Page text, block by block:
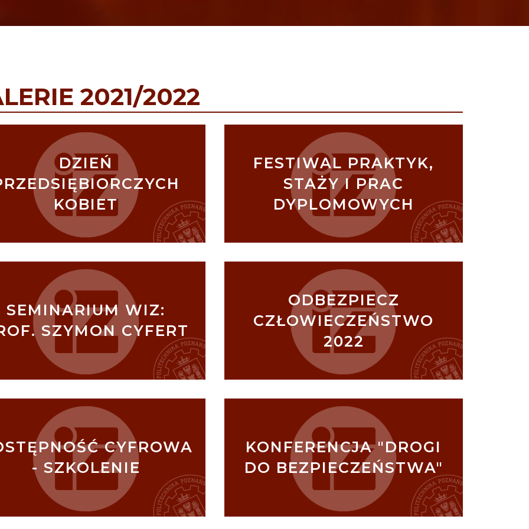
2021/2022
DZIEŃ
KOBIET
FESTIWAL PRAKTYK,
STAŻY I PRAC
DYPLOMOWYCH
SEMINARIUM WIZ:
SZYMON CYFERT
ODBEZPIECZ
CZŁOWIECZEŃSTWO
2022
CYFROWA
- SZKOLENIE
KONFERENCJA "DROGI
DO BEZPIECZEŃSTWA"